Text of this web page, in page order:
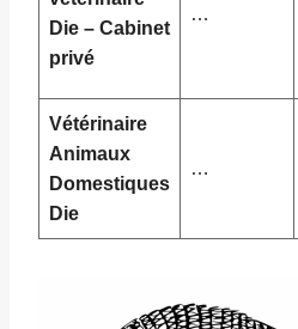
Die – Cabinet
privé
…
Vétérinaire
Animaux
Domestiques
Die
…